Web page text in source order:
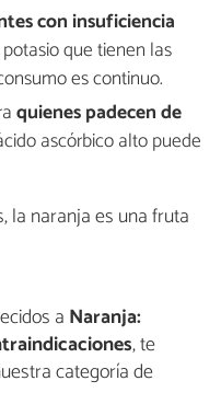
con insuficiencia
que tienen las
es continuo.
quienes padecen de
ascórbico alto puede
la naranja es una fruta
a Naranja:
, te
categoría de